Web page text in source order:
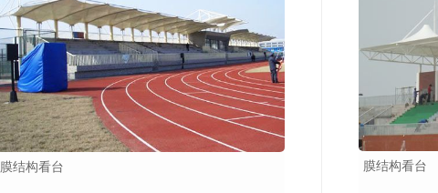
膜结构看台 膜结构看台